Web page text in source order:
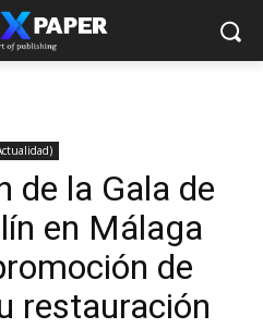
de la Gala de
en Málaga
de
restauración